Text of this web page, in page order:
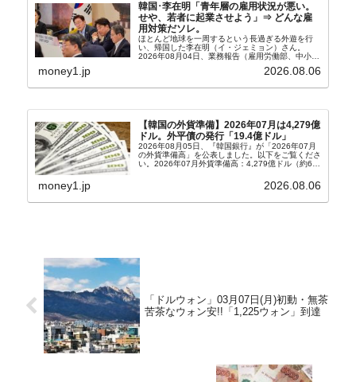
韓国･李在明「青年層の雇用状況が悪い。
せや、若者に起業させよう」⇒ どんな雇
用対策だソレ。
ほとんど地球を一周するという長過ぎる外遊を行
い、帰国した李在明（イ・ジェミョン）さん。
2026年08月04日、業務報告（雇用労働部、中小ベ
ンチャー企業部、公正取引委員会）を主催。この席
上、韓国大統領に成りおおせた李在明（イ・ジェミ
money1.jp 2026.08.06
【韓国の外貨準備】2026年07月は4,279億
ドル。外平債の発行「19.4億ドル」
2026年08月05日、『韓国銀行』が「2026年07月
の外貨準備高」を公表しました。以下をご覧くださ
い。2026年07月外貨準備高：4,279億ドル（約67
money1.jp 2026.08.06
「ドルウォン」03月07日(月)初動・無茶
苦茶なウォン安!!「1,225ウォン」到達